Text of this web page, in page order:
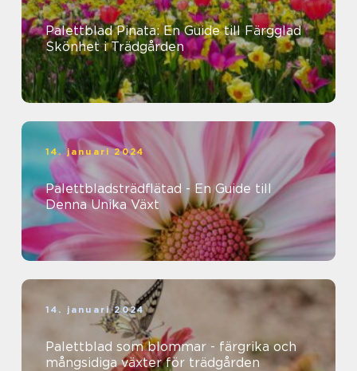
Palettblad Pinata: En Guide till Färgglad
Skönhet i Trädgården
14. januari 2024
Palettbladsträdflätad - En Guide till
Denna Unika Växt
14. januari 2024
Palettblad som blommar - färgrika och
mångsidiga växter för trädgården